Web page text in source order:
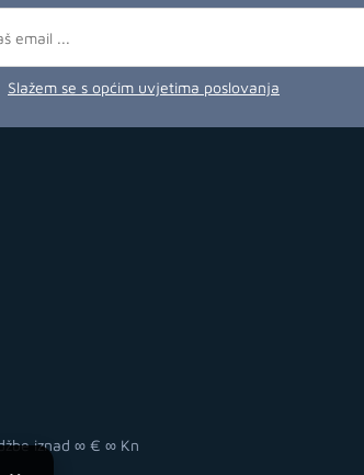
Slažem se s općim uvjetima poslovanja
iznad ∞ € ∞ Kn